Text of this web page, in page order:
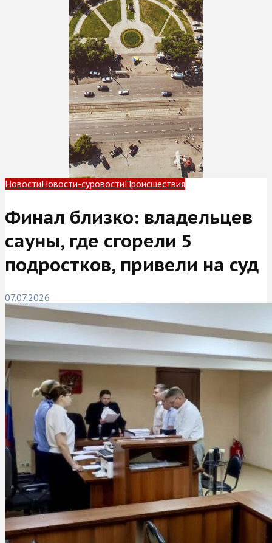
НовостиНовости-суровостиПроисшествия
Финал близко: владельцев
сауны, где сгорели 5
подростков, привели на суд
07.07.2026